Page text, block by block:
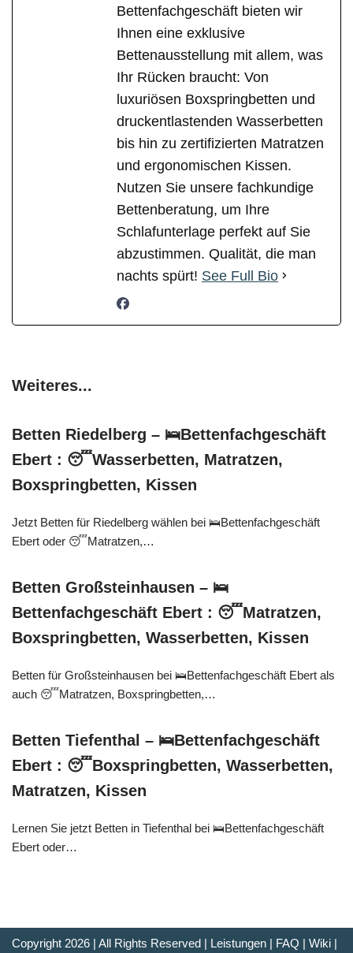
Bettenfachgeschäft bieten wir
Ihnen eine exklusive
Bettenausstellung mit allem, was
Ihr Rücken braucht: Von
luxuriösen Boxspringbetten und
druckentlastenden Wasserbetten
bis hin zu zertifizierten Matratzen
und ergonomischen Kissen.
Nutzen Sie unsere fachkundige
Bettenberatung, um Ihre
Schlafunterlage perfekt auf Sie
abzustimmen. Qualität, die man
nachts spürt! See Full Bio
Weiteres...
Betten Riedelberg – 🛌Bettenfachgeschäft
Ebert : 😴Wasserbetten, Matratzen,
Boxspringbetten, Kissen
Jetzt Betten für Riedelberg wählen bei 🛌Bettenfachgeschäft
Ebert oder 😴Matratzen,…
Betten Großsteinhausen – 🛌
Bettenfachgeschäft Ebert : 😴Matratzen,
Boxspringbetten, Wasserbetten, Kissen
Betten für Großsteinhausen bei 🛌Bettenfachgeschäft Ebert als
auch 😴Matratzen, Boxspringbetten,…
Betten Tiefenthal – 🛌Bettenfachgeschäft
Ebert : 😴Boxspringbetten, Wasserbetten,
Matratzen, Kissen
Lernen Sie jetzt Betten in Tiefenthal bei 🛌Bettenfachgeschäft
Ebert oder…
Copyright 2026 | All Rights Reserved | Leistungen | FAQ | Wiki |